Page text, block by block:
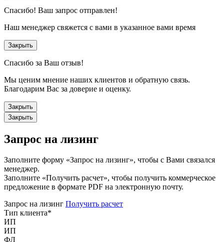
Спасибо! Ваш запрос отправлен!
Наш менеджер свяжется с вами в указанное вами время
Закрыть
Спасибо за Ваш отзыв!
Мы ценим мнение наших клиентов и обратную связь.
Благодарим Вас за доверие и оценку.
Закрыть
Закрыть
Запрос на лизинг
Заполните форму «Запрос на лизинг», чтобы с Вами связался
менеджер.
Заполните «Получить расчет», чтобы получить коммерческое
предложение в формате PDF на электронную почту.
Запрос на лизинг Получить расчет
Тип клиента*
ИП
ИП
ФЛ